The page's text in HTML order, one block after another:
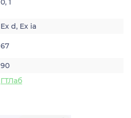
0, 1
Ex d, Ex ia
67
90
ГТЛаб